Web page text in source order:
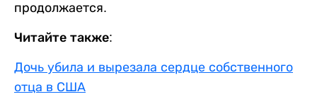
продолжается.
Читайте также:
Дочь убила и вырезала сердце собственного
отца в США